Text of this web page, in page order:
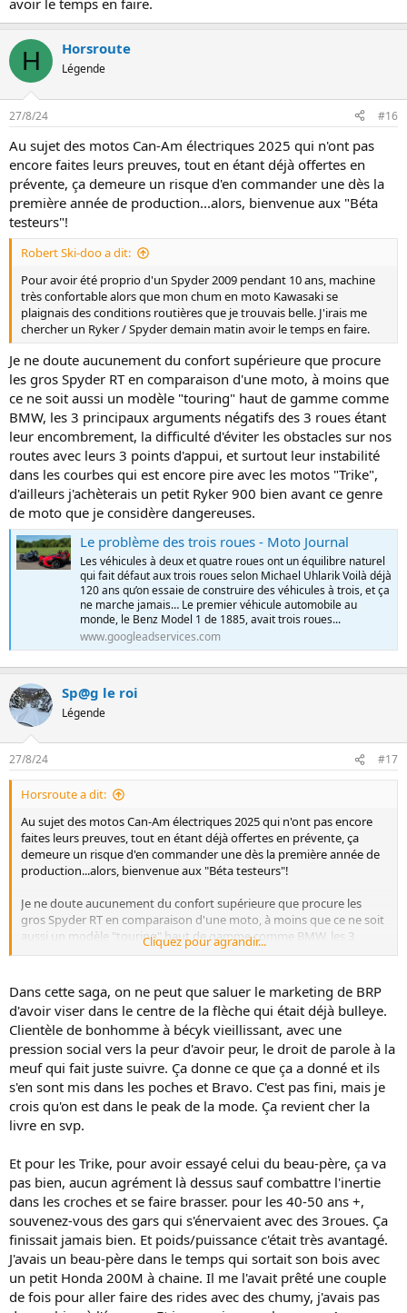
avoir le temps en faire.
H Horsroute
Légende
27/8/24 #16
Au sujet des motos Can-Am électriques 2025 qui n'ont pas
encore faites leurs preuves, tout en étant déjà offertes en
prévente, ça demeure un risque d'en commander une dès la
première année de production...alors, bienvenue aux "Béta
testeurs"!
Robert Ski-doo a dit:
Pour avoir été proprio d'un Spyder 2009 pendant 10 ans, machine
très confortable alors que mon chum en moto Kawasaki se
plaignais des conditions routières que je trouvais belle. J'irais me
chercher un Ryker / Spyder demain matin avoir le temps en faire.
Je ne doute aucunement du confort supérieure que procure
les gros Spyder RT en comparaison d'une moto, à moins que
ce ne soit aussi un modèle "touring" haut de gamme comme
BMW, les 3 principaux arguments négatifs des 3 roues étant
leur encombrement, la difficulté d'éviter les obstacles sur nos
routes avec leurs 3 points d'appui, et surtout leur instabilité
dans les courbes qui est encore pire avec les motos "Trike",
d'ailleurs j'achèterais un petit Ryker 900 bien avant ce genre
de moto que je considère dangereuses.
Le problème des trois roues - Moto Journal
Les véhicules à deux et quatre roues ont un équilibre naturel
qui fait défaut aux trois roues selon Michael Uhlarik Voilà déjà
120 ans qu’on essaie de construire des véhicules à trois, et ça
ne marche jamais… Le premier véhicule automobile au
monde, le Benz Model 1 de 1885, avait trois roues...
www.googleadservices.com
Sp@g le roi
Légende
27/8/24 #17
Horsroute a dit:
Au sujet des motos Can-Am électriques 2025 qui n'ont pas encore
faites leurs preuves, tout en étant déjà offertes en prévente, ça
demeure un risque d'en commander une dès la première année de
production...alors, bienvenue aux "Béta testeurs"!
Je ne doute aucunement du confort supérieure que procure les
gros Spyder RT en comparaison d'une moto, à moins que ce ne soit
aussi un modèle "touring" haut de gamme comme BMW, les 3
principaux arguments négatifs des 3 roues étant leur
avec leurs 3 points d'appui, et surtout leur instabilité dans les
courbes qui est encore pire avec les motos "Trike", d'ailleurs
j'achèterais un petit Ryker 900 bien avant ce genre de moto que je
considère dangereuses.
Le problème des trois roues - Moto Journal
Les véhicules à deux et quatre roues ont un équilibre
naturel qui fait défaut aux trois roues selon Michael
Uhlarik Voilà déjà 120 ans qu’on essaie de construire des
www.googleadservices.com
Cliquez pour agrandir...
Dans cette saga, on ne peut que saluer le marketing de BRP
d'avoir viser dans le centre de la flèche qui était déjà bulleye.
Clientèle de bonhomme à bécyk vieillissant, avec une
pression social vers la peur d'avoir peur, le droit de parole à la
meuf qui fait juste suivre. Ça donne ce que ça a donné et ils
s'en sont mis dans les poches et Bravo. C'est pas fini, mais je
crois qu'on est dans le peak de la mode. Ça revient cher la
livre en svp.
Et pour les Trike, pour avoir essayé celui du beau-père, ça va
pas bien, aucun agrément là dessus sauf combattre l'inertie
dans les croches et se faire brasser. pour les 40-50 ans +,
souvenez-vous des gars qui s'énervaient avec des 3roues. Ça
finissait jamais bien. Et poids/puissance c'était très avantagé.
J'avais un beau-père dans le temps qui sortait son bois avec
un petit Honda 200M à chaine. Il me l'avait prêté une couple
de fois pour aller faire des rides avec des chumy, j'avais pas